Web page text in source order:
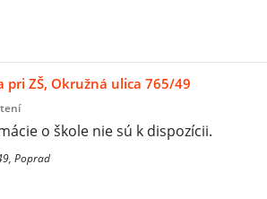
pri ZŠ, Okružná ulica 765/49
o škole nie sú k dispozícii.
Poprad